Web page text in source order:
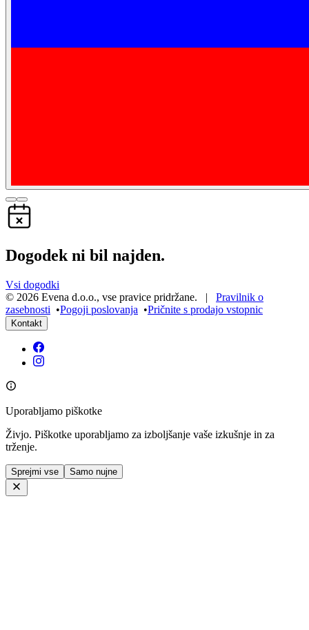
Dogodek ni bil najden.
Vsi dogodki
© 2026 Evena d.o.o., vse pravice pridržane. | Pravilnik o
zasebnosti •Pogoji poslovanja •Pričnite s prodajo vstopnic
Kontakt
Uporabljamo piškotke
Živjo. Piškotke uporabljamo za izboljšanje vaše izkušnje in za
trženje.
Sprejmi vse Samo nujne